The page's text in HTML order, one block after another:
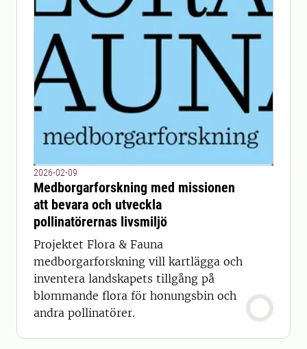
2026-02-09
Medborgarforskning med missionen
att bevara och utveckla
pollinatörernas livsmiljö
Projektet Flora & Fauna
medborgarforskning vill kartlägga och
inventera landskapets tillgång på
blommande flora för honungsbin och
andra pollinatörer.